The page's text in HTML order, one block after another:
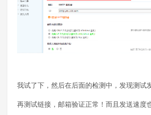
我试了下，然后在后面的检测中，发现测试
再测试链接，邮箱验证正常！而且发送速度